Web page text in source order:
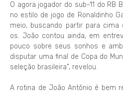
O agora jogador do sub-11 do RB
no estilo de jogo de Ronaldinho
meio, buscando partir para cima
os. João contou ainda, em
pouco sobre seus sonhos e
disputar uma final de Copa do
seleção brasileira”, revelou.
A rotina de João Antônio é bem